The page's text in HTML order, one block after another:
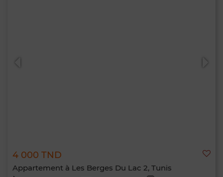
4 000 TND
Appartement à Les Berges Du Lac 2, Tunis